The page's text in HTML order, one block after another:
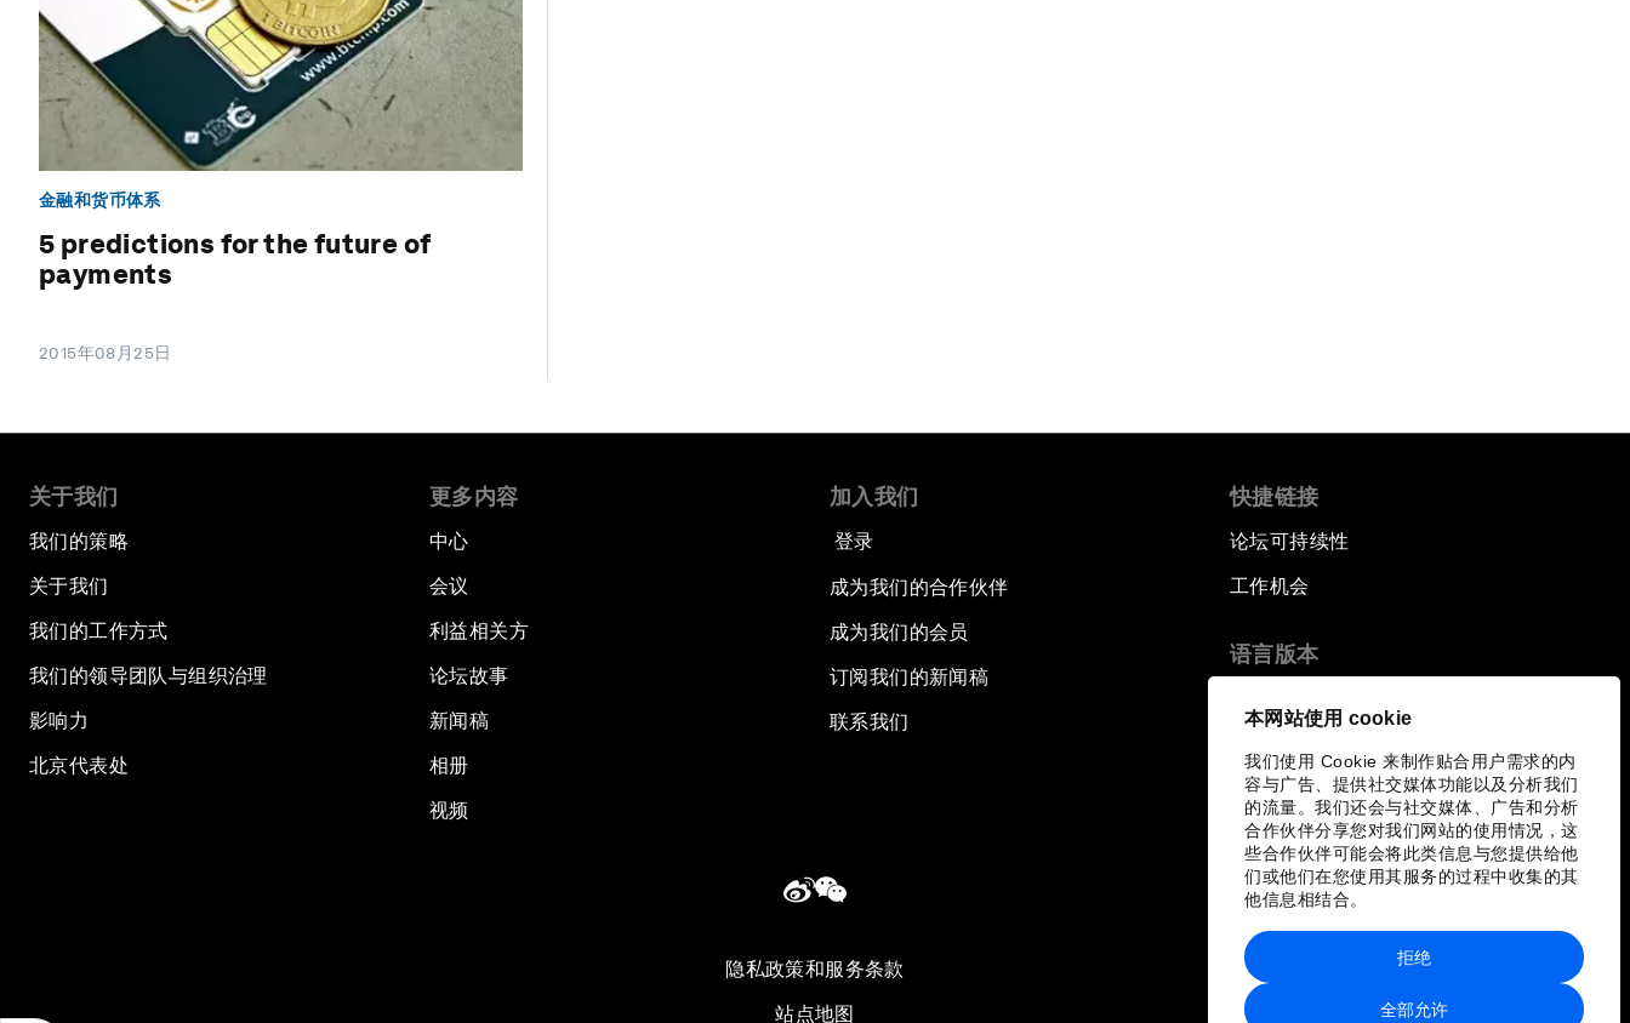
本网站使用 cookie
我们使用 Cookie 来制作贴合用户需求的内
容与广告、提供社交媒体功能以及分析我们
的流量。我们还会与社交媒体、广告和分析
合作伙伴分享您对我们网站的使用情况，这
些合作伙伴可能会将此类信息与您提供给他
们或他们在您使用其服务的过程中收集的其
他信息相结合。
全部允许
拒绝
金融和货币体系
5 predictions for the future of
payments
2015年08月25日
关于我们
我们的策略
关于我们
我们的工作方式
我们的领导团队与组织治理
影响力
北京代表处
更多内容
中心
会议
利益相关方
论坛故事
新闻稿
相册
视频
加入我们
登录
成为我们的合作伙伴
成为我们的会员
订阅我们的新闻稿
联系我们
快捷链接
论坛可持续性
工作机会
语言版本
隐私政策和服务条款
站点地图